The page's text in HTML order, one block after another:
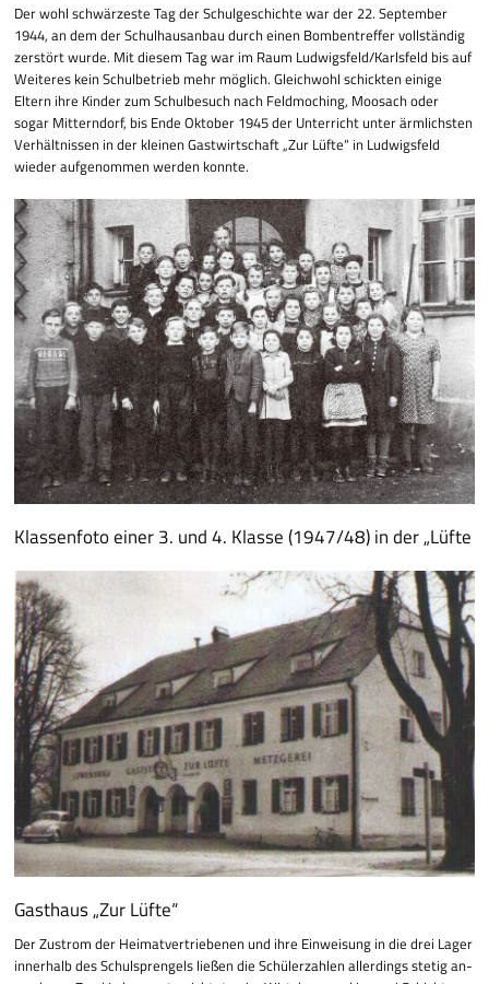
Der wohl schwärzeste Tag der Schulgeschichte war der 22. September
1944, an dem der Schulhausanbau durch einen Bombentreffer voll­ständig
zerstört wurde. Mit diesem Tag war im Raum Ludwigsfeld/Karlsfeld bis auf
Weiteres kein Schulbetrieb mehr möglich. Gleichwohl schickten einige
Eltern ihre Kinder zum Schulbesuch nach Feldmoching, Moosach oder
sogar Mitterndorf, bis Ende Oktober 1945 der Unterricht unter ärmlichsten
Verhältnissen in der kleinen Gastwirtschaft „Zur Lüfte“ in Ludwigsfeld
wieder aufgenommen werden konnte.
Klassenfoto einer 3. und 4. Klasse(1947/48) in der „Lüfte
Gasthaus „Zur Lüfte“
Der Zustrom der Hei­mat­­vertriebenen und ihre Einweisung in die drei Lager
inner­halb des Schulspren­gels ließen die Schü­ler­zah­len aller­dings stetig an­